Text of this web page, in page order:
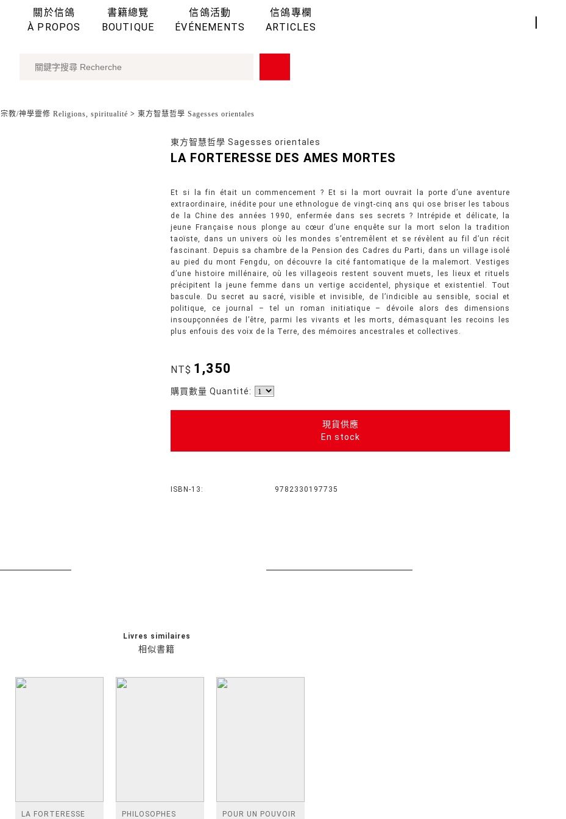
關於信鴿
À PROPOS
書籍總覽
BOUTIQUE
信鴿活動
ÉVÉNEMENTS
信鴿專欄
ARTICLES
宗教/神學靈修 Religions, spiritualité > 東方智慧哲學 Sagesses orientales
東方智慧哲學 Sagesses orientales
LA FORTERESSE DES AMES MORTES
Et si la fin était un commencement ? Et si la mort ouvrait la porte d’une aventure
extraordinaire, inédite pour une ethnologue de vingt-cinq ans qui ose briser les tabous
de la Chine des années 1990, enfermée dans ses secrets ? Intrépide et délicate, la
jeune Française nous plonge au cœur d’une enquête sur la mort selon la tradition
taoïste, dans un univers où les mondes s’entremêlent et se révèlent au fil d’un récit
fascinant. Depuis sa chambre de la Pension des Cadres du Parti, dans un village isolé
au pied du mont Fengdu, on découvre la cité fantomatique de la malemort. Vestiges
d’une histoire millénaire, où les villageois restent souvent muets, les lieux et rituels
précipitent la jeune femme dans un vertige accidentel, physique et existentiel. Tout
bascule. Du secret au sacré, visible et invisible, de l’indicible au sensible, social et
politique, ce journal – tel un roman initiatique – dévoile alors des dimensions
insoupçonnées de l’être, parmi les vivants et les morts, démasquant les recoins les
plus enfouis des voix de la Terre, des mémoires ancestrales et collectives.
NT$ 1,350
購買數量 Quantité:
現貨供應
En stock
ISBN-13: 9782330197735
相似書籍
Livres similaires
LA FORTERESSE PHILOSOPHES POUR UN POUVOIR